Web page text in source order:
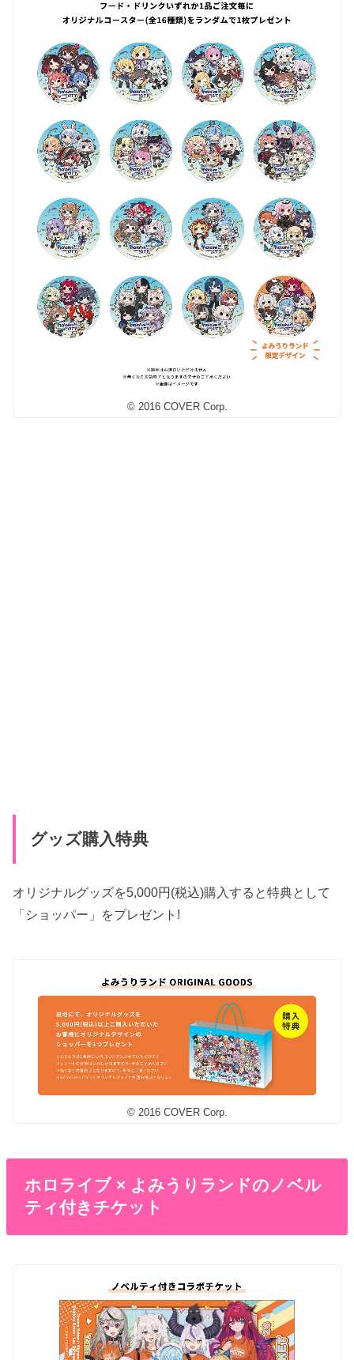
© 2016 COVER Corp.
グッズ購入特典
オリジナルグッズを5,000円(税込)購入すると特典として
「ショッパー」をプレゼント!
© 2016 COVER Corp.
ホロライブ × よみうりランドのノベル
ティ付きチケット